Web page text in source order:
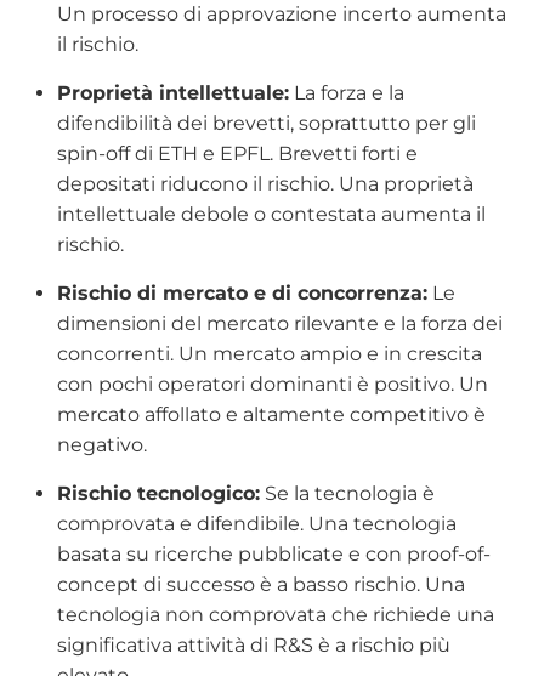
Un processo di approvazione incerto aumenta
il rischio.
Proprietà intellettuale: La forza e la
difendibilità dei brevetti, soprattutto per gli
spin-off di ETH e EPFL. Brevetti forti e
depositati riducono il rischio. Una proprietà
intellettuale debole o contestata aumenta il
rischio.
Rischio di mercato e di concorrenza: Le
dimensioni del mercato rilevante e la forza dei
concorrenti. Un mercato ampio e in crescita
con pochi operatori dominanti è positivo. Un
mercato affollato e altamente competitivo è
negativo.
Rischio tecnologico: Se la tecnologia è
comprovata e difendibile. Una tecnologia
basata su ricerche pubblicate e con proof-of-
concept di successo è a basso rischio. Una
tecnologia non comprovata che richiede una
significativa attività di R&S è a rischio più